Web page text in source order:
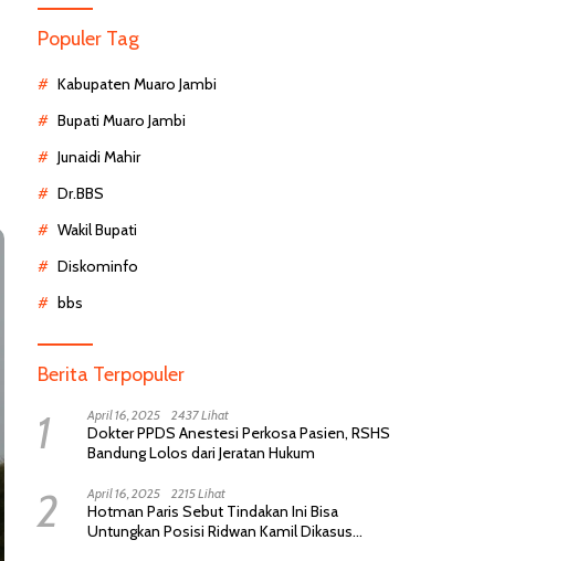
Populer Tag
Kabupaten Muaro Jambi
Bupati Muaro Jambi
Junaidi Mahir
Dr.BBS
Wakil Bupati
Diskominfo
bbs
Berita Terpopuler
1 April 16, 2025 2437 Lihat
Dokter PPDS Anestesi Perkosa Pasien, RSHS
Bandung Lolos dari Jeratan Hukum
2 April 16, 2025 2215 Lihat
Hotman Paris Sebut Tindakan Ini Bisa
Untungkan Posisi Ridwan Kamil Dikasus